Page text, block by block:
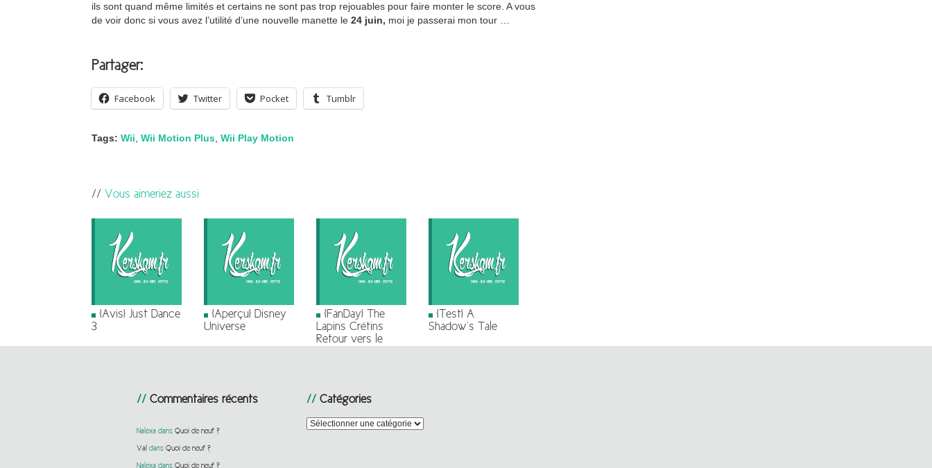
ils sont quand même limités et certains ne sont pas trop rejouables pour faire monter le score. A vous
de voir donc si vous avez l’utilité d’une nouvelle manette le 24 juin, moi je passerai mon tour …
Partager:
Facebook Twitter Pocket Tumblr
Tags: Wii Wii Motion Plus Wii Play Motion
Vous aimeriez aussi
[Avis] Just Dance
3
[Aperçu] Disney
Universe
[FanDay] The
Lapins Crétins
Retour vers le
[Test] A
Shadow’s Tale
Commentaires récents
Nalexa dans Quoi de neuf ?
Val dans Quoi de neuf ?
Nalexa dans Quoi de neuf ?
Catégories
Catégories